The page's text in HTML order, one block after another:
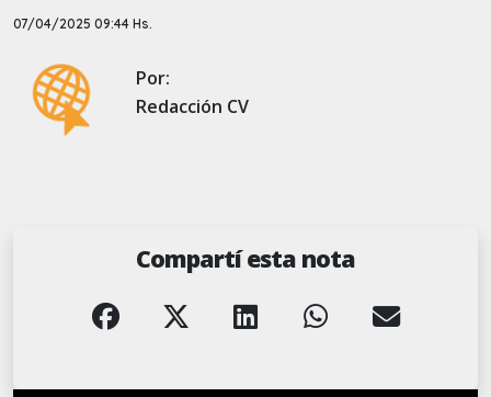
07/04/2025 09:44 Hs.
Por:
Redacción CV
Compartí esta nota